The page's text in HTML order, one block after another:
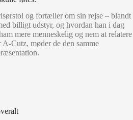
og fortæller om sin rejse – blandt
billigt udstyr, og hvordan han i dag
mere menneskelig og nem at relatere
Cutz, møder de den samme